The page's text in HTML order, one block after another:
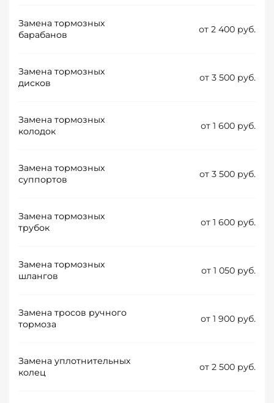
Замена тормозных
барабанов
от 2 400 руб.
Замена тормозных
дисков
от 3 500 руб.
Замена тормозных
колодок
от 1 600 руб.
Замена тормозных
суппортов
от 3 500 руб.
Замена тормозных
трубок
от 1 600 руб.
Замена тормозных
шлангов
от 1 050 руб.
Замена тросов ручного
тормоза
от 1 900 руб.
Замена уплотнительных
колец
от 2 500 руб.